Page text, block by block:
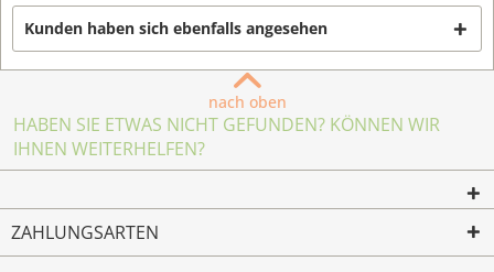
Kunden haben sich ebenfalls angesehen
nach oben
HABEN SIE ETWAS NICHT GEFUNDEN? KÖNNEN WIR
IHNEN WEITERHELFEN?
ZAHLUNGSARTEN